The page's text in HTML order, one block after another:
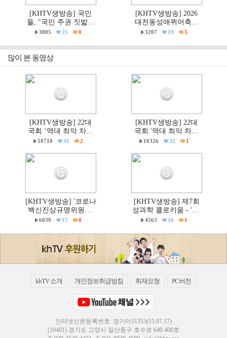
[KHTV생방송] 국민
들, "국민 주권 짓밟힌
6·3지방선거, 재선거하
하라!"
3005 25 0
[KHTV생방송] 2026
대전동성애퀴어축제
& 2026 거룩한방파제
대회' 현장
3207 19 5
많이 본 동영상
[KHTV생방송] 22대
국회 ‘역대 최악 차별
금지법’ 반대 거룩한방
10710 31 2
[KHTV생방송] 22대
국회 '역대 최악 차별
금지법' 반대 거룩한방
10326 32 1
[KHTV생방송] '코로나
백신진상규명위원회'
출범촉구 국회 기자회
6039 17 0
[KHTV생방송] 제7회
성과학 콜로키움 - 'PC
주의 & 의학'
4563 16 1
khTV 소개 개인정보취급방침 취재요청 PC버전
인터넷신문등록번호: 경기아51353(15.07.17)
(10401) 경기도 고양시 일산동구 호수로 640 408호